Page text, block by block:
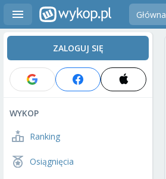
Główna
ZALOGUJ SIĘ
WYKOP
Ranking
Osiągnięcia